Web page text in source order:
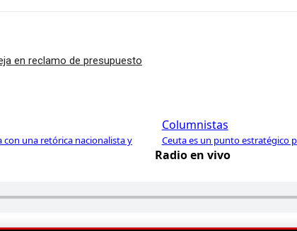
en reclamo de presupuesto
una retórica nacionalista y
Columnistas
Ceuta es un punto estratégico
Radio en vivo